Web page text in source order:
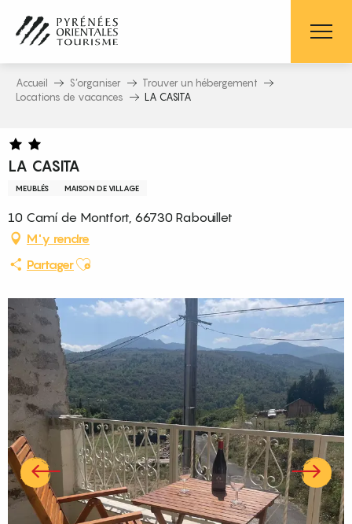
contenu
principal
Accueil S’organiser
Trouver un hébergement
Locations de vacances
LA CASITA
LA CASITA
MEUBLÉS MAISON DE VILLAGE
10 Camí de Montfort, 66730 Rabouillet
M'y rendre
PartagerAjouter aux favoris